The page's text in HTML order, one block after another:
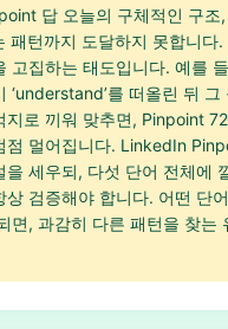
답 오늘의 구체적인 구조,
패턴까지 도달하지 못합니다
고집하는 태도입니다. 예를
‘understand’를 떠올린 뒤
지로 끼워 맞추면, Pinpoint
점 멀어집니다. LinkedIn
을 세우되, 다섯 단어 전체에
상 검증해야 합니다. 어떤 단
면, 과감히 다른 패턴을 찾는